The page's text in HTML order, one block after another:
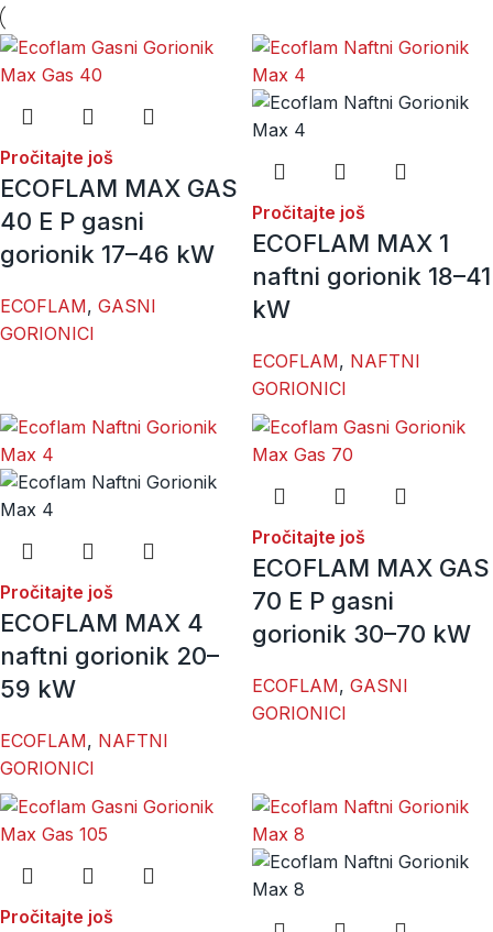
Pročitajte još
ECOFLAM MAX GAS
40 E P gasni
gorionik 17–46 kW
ECOFLAM, GASNI
GORIONICI
Pročitajte još
ECOFLAM MAX 1
naftni gorionik 18–41
kW
ECOFLAM, NAFTNI
GORIONICI
Pročitajte još
ECOFLAM MAX 4
naftni gorionik 20–
59 kW
ECOFLAM, NAFTNI
GORIONICI
Pročitajte još
ECOFLAM MAX GAS
70 E P gasni
gorionik 30–70 kW
ECOFLAM, GASNI
GORIONICI
Pročitajte još